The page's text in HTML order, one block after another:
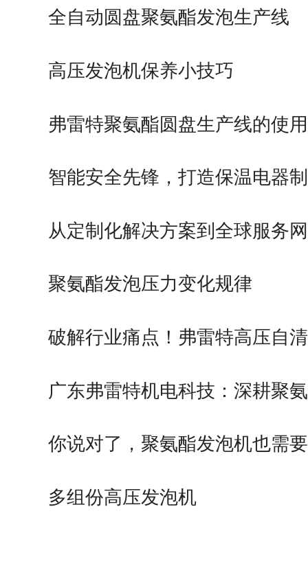
启…
全自动圆盘聚氨酯发泡生产线
高压发泡机保养小技巧
弗雷特聚氨酯圆盘生产线的使
智能安全先锋，打造保温电器
的…
从定制化解决方案到全球服务
聚氨酯发泡压力变化规律
破解行业痛点！弗雷特高压自
技…
广东弗雷特机电科技：深耕聚
发…
你说对了，聚氨酯发泡机也需
养…
多组份高压发泡机